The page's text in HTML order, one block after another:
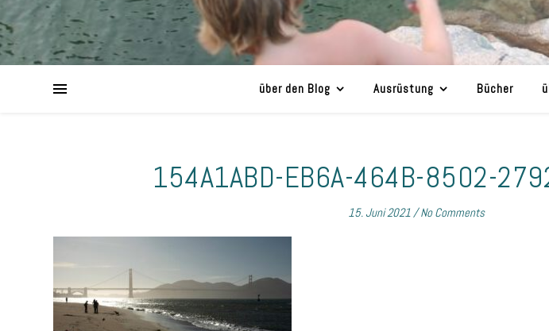
über den Blog Ausrüstung Bücher
154A1ABD-EB6A-464B-8502-
15. Juni 2021/ No Comments